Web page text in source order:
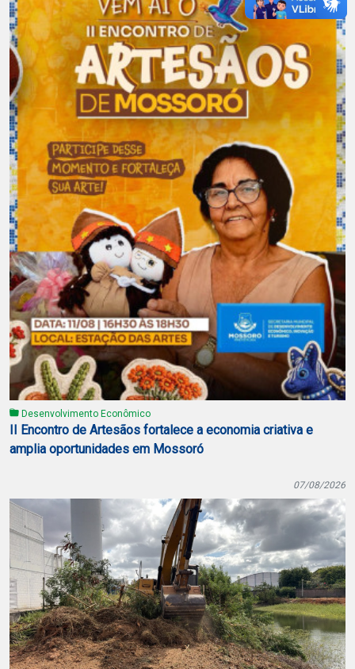
Desenvolvimento Econômico
II Encontro de Artesãos fortalece a economia criativa e
amplia oportunidades em Mossoró
07/08/2026